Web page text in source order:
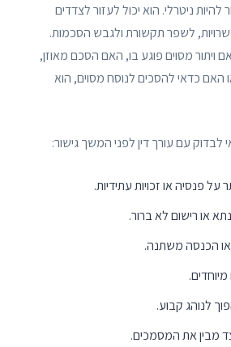
להיות ניטרלי. הוא יכול לעזור לצדדים
לשפר תקשורת ולגבש הסכמות.
מסוים פוגע בו, האם הסכם מאוזן,
האם כדאי להסכים לנוסח מסוים, הוא
עם עורך דין לפני המשך גישור:
פנסיה או זכויות עתידיות.
או רישום לא ברור.
הכנסה משתנה.
לנוהג קבוע.
מבין את המסמכים.